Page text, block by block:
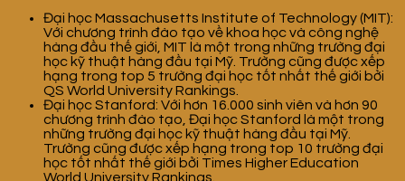
Đại học Massachusetts Institute of Technology (MIT):
Với chương trình đào tạo về khoa học và công nghệ
hàng đầu thế giới, MIT là một trong những trường đại
học kỹ thuật hàng đầu tại Mỹ. Trường cũng được xếp
hạng trong top 5 trường đại học tốt nhất thế giới bởi
QS World University Rankings.
Đại học Stanford: Với hơn 16.000 sinh viên và hơn 90
chương trình đào tạo, Đại học Stanford là một trong
những trường đại học kỹ thuật hàng đầu tại Mỹ.
Trường cũng được xếp hạng trong top 10 trường đại
học tốt nhất thế giới bởi Times Higher Education
World University Rankings.